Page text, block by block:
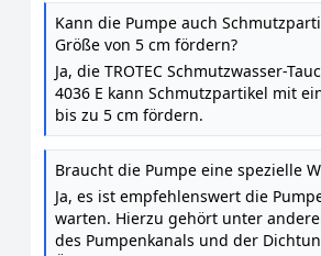
Kann die Pumpe auch
Größe von 5 cm fördern?
Ja, die TROTEC Schmutzwasser-
4036 E kann Schmutzpartikel mit
bis zu 5 cm fördern.
Braucht die Pumpe eine spezielle
Ja, es ist empfehlenswert die
warten. Hierzu gehört unter
des Pumpenkanals und der